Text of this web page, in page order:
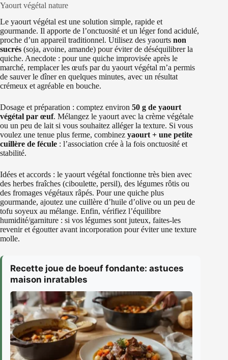
Yaourt végétal nature
Le yaourt végétal est une solution simple, rapide et
gourmande. Il apporte de l’onctuosité et un léger fond acidulé,
proche d’un appareil traditionnel. Utilisez des yaourts non
sucrés (soja, avoine, amande) pour éviter de déséquilibrer la
quiche. Anecdote : pour une quiche improvisée après le
marché, remplacer les œufs par du yaourt végétal m’a permis
de sauver le dîner en quelques minutes, avec un résultat
crémeux et agréable en bouche.
Dosage et préparation : comptez environ 50 g de yaourt
végétal par œuf. Mélangez le yaourt avec la crème végétale
ou un peu de lait si vous souhaitez alléger la texture. Si vous
voulez une tenue plus ferme, combinez yaourt + une petite
cuillère de fécule : l’association crée à la fois onctuosité et
stabilité.
Idées et accords : le yaourt végétal fonctionne très bien avec
des herbes fraîches (ciboulette, persil), des légumes rôtis ou
des fromages végétaux râpés. Pour une quiche plus
gourmande, ajoutez une cuillère d’huile d’olive ou un peu de
tofu soyeux au mélange. Enfin, vérifiez l’équilibre
humidité/garniture : si vos légumes sont juteux, faites-les
revenir et égoutter avant incorporation pour éviter une texture
molle.
Recette joue de boeuf fondante: astuces
maison inratables